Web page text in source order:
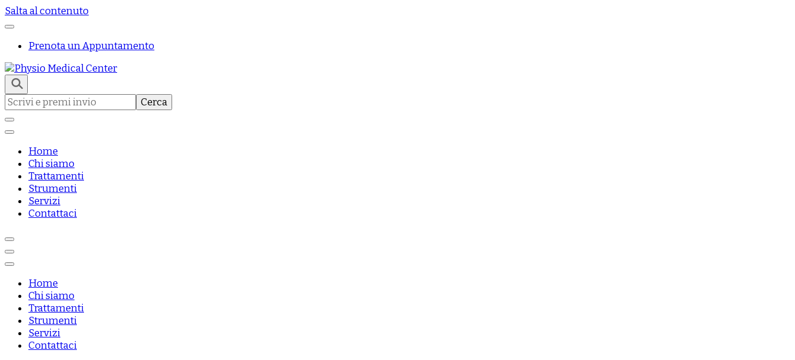
Salta al contenuto
Prenota un Appuntamento
Physio Medical Center
Centro di fisioterapia e riabilitazione a Roma
Ricerca
per:
Home
Chi siamo
Trattamenti
Strumenti
Servizi
Contattaci
Home
Chi siamo
Trattamenti
Strumenti
Servizi
Contattaci